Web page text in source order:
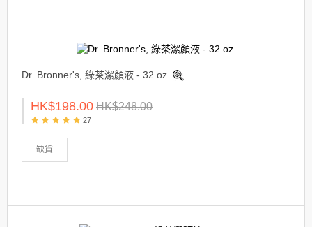
Dr. Bronner's, 綠茶潔顏液 - 32 oz.
HK$198.00 HK$248.00
27
缺貨